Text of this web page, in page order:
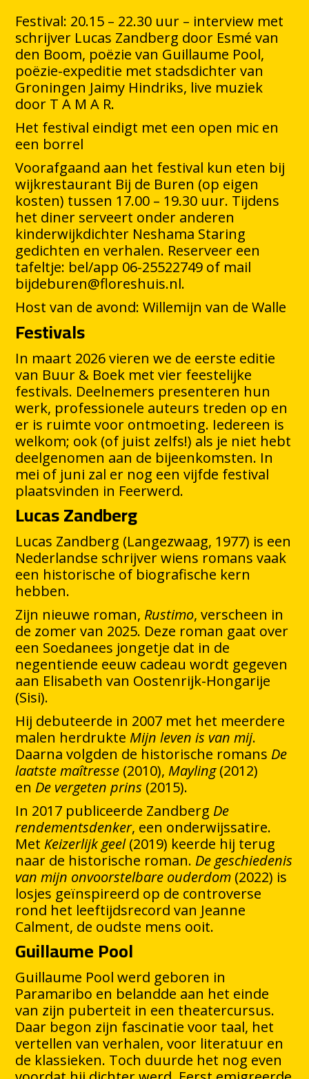
Festival: 20.15 – 22.30 uur – interview met
schrijver Lucas Zandberg door Esmé van
den Boom, poëzie van Guillaume Pool,
poëzie-expeditie met stadsdichter van
Groningen Jaimy Hindriks, live muziek
door T A M A R.
Het festival eindigt met een open mic en
een borrel
Voorafgaand aan het festival kun eten bij
wijkrestaurant Bij de Buren (op eigen
kosten) tussen 17.00 – 19.30 uur. Tijdens
het diner serveert onder anderen
kinderwijkdichter Neshama Staring
gedichten en verhalen. Reserveer een
tafeltje: bel/app 06-25522749 of mail
bijdeburen@floreshuis.nl.
Host van de avond: Willemijn van de Walle
Festivals
In maart 2026 vieren we de eerste editie
van Buur & Boek met vier feestelijke
festivals. Deelnemers presenteren hun
werk, professionele auteurs treden op en
er is ruimte voor ontmoeting. Iedereen is
welkom; ook (of juist zelfs!) als je niet hebt
deelgenomen aan de bijeenkomsten. In
mei of juni zal er nog een vijfde festival
plaatsvinden in Feerwerd.
Lucas Zandberg
Lucas Zandberg (Langezwaag, 1977) is een
Nederlandse schrijver wiens romans vaak
een historische of biografische kern
hebben.
Zijn nieuwe roman, Rustimo, verscheen in
de zomer van 2025. Deze roman gaat over
een Soedanees jongetje dat in de
negentiende eeuw cadeau wordt gegeven
aan Elisabeth van Oostenrijk-Hongarije
(Sisi).
Hij debuteerde in 2007 met het meerdere
malen herdrukte Mijn leven is van mij.
Daarna volgden de historische romans De
laatste maîtresse (2010), Mayling(2012)
en De vergeten prins (2015).
In 2017 publiceerde Zandberg De
rendementsdenker, een onderwijssatire.
Met Keizerlijk geel(2019) keerde hij terug
naar de historische roman. De geschiedenis
van mijn onvoorstelbare ouderdom (2022) is
losjes geïnspireerd op de controverse
rond het leeftijdsrecord van Jeanne
Calment, de oudste mens ooit.
Guillaume Pool
Guillaume Pool werd geboren in
Paramaribo en belandde aan het einde
van zijn puberteit in een theatercursus.
Daar begon zijn fascinatie voor taal, het
vertellen van verhalen, voor literatuur en
de klassieken. Toch duurde het nog even